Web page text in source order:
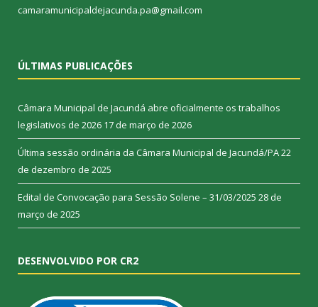
camaramunicipaldejacunda.pa@gmail.com
ÚLTIMAS PUBLICAÇÕES
Câmara Municipal de Jacundá abre oficialmente os trabalhos
legislativos de 2026 17 de março de 2026
Última sessão ordinária da Câmara Municipal de Jacundá/PA22
de dezembro de 2025
Edital de Convocação para Sessão Solene – 31/03/2025 28 de
março de 2025
DESENVOLVIDO POR CR2